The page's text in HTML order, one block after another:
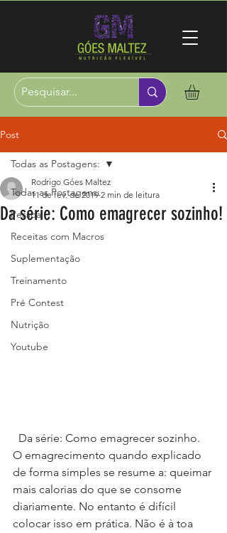
Post
Todas as Postagens:
Pessoal
Receitas com Macros
Suplementação
Treinamento
Pré Contest
Nutrição
Youtube
Todas as Postagens:
Da série: Como emagrecer sozinho!
Rodrigo Góes Maltez
11 de fev. de 2019 2 min de leitura
  Da série: Como emagrecer sozinho.
O emagrecimento quando explicado
de forma simples se resume a: queimar
mais calorias do que se consome
diariamente. No entanto é difícil
colocar isso em prática. Não é à toa